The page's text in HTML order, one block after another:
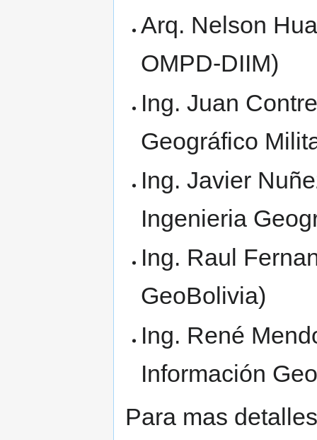
Arq. Nelson
OMPD-DIIM)
Ing. Juan
Geográfico
Ing. Javier
Ingenieria
Ing. Raul
GeoBolivia)
Ing. René
Información
Para mas